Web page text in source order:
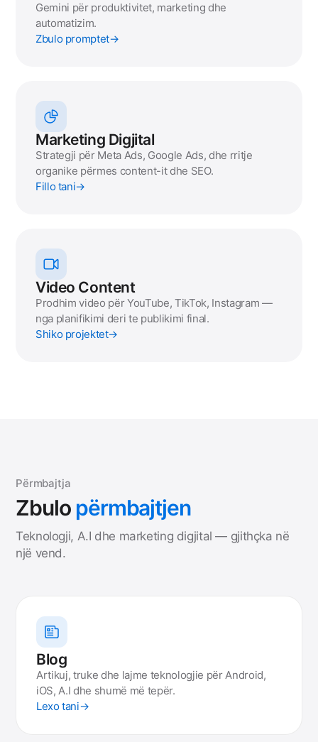
Gemini për produktivitet, marketing dhe
automatizim.
Zbulo promptet→
Marketing Digjital
Strategji për Meta Ads, Google Ads, dhe rritje
organike përmes content-it dhe SEO.
Fillo tani→
Video Content
Prodhim video për YouTube, TikTok, Instagram —
nga planifikimi deri te publikimi final.
Shiko projektet→
Përmbajtja
Zbulo përmbajtjen
Teknologji, A.I dhe marketing digjital — gjithçka në
një vend.
Blog
Artikuj, truke dhe lajme teknologjie për Android,
iOS, A.I dhe shumë më tepër.
Lexo tani→